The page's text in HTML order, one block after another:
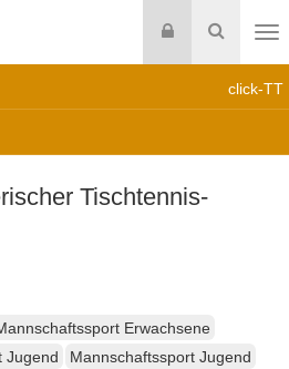
Suche
Login
click-TT
Tischtennis-
Erwachsene
Jugend
Mannschaftssport Jugend